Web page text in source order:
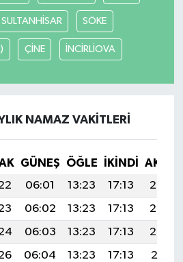
SULTANHİSAR SÖKE
ÇİNE İNCİRLİOVA
NAMAZ VAKITLERI
GÜNEŞ ÖĞLE İKINDI
06:01 13:23 17:13
20:34
06:02 13:23 17:13
20:33
06:03 13:23 17:13
20:32
06:04 13:23 17:13
20:31